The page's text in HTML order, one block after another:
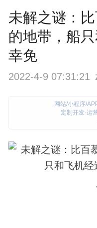
未解之谜：
的地带，船
幸免
2022-4-9 07:31:21
网站/小程序/
定制开发·运